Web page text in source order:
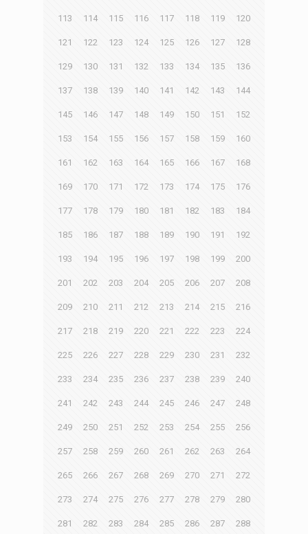
113 114 115 116 117 118 119 120
121 122 123 124 125 126 127 128
129 130 131 132 133 134 135 136
137 138 139 140 141 142 143 144
145 146 147 148 149 150 151 152
153 154 155 156 157 158 159 160
161 162 163 164 165 166 167 168
169 170 171 172 173 174 175 176
177 178 179 180 181 182 183 184
185 186 187 188 189 190 191 192
193 194 195 196 197 198 199 200
201 202 203 204 205 206 207 208
209 210 211 212 213 214 215 216
217 218 219 220 221 222 223 224
225 226 227 228 229 230 231 232
233 234 235 236 237 238 239 240
241 242 243 244 245 246 247 248
249 250 251 252 253 254 255 256
257 258 259 260 261 262 263 264
265 266 267 268 269 270 271 272
273 274 275 276 277 278 279 280
281 282 283 284 285 286 287 288